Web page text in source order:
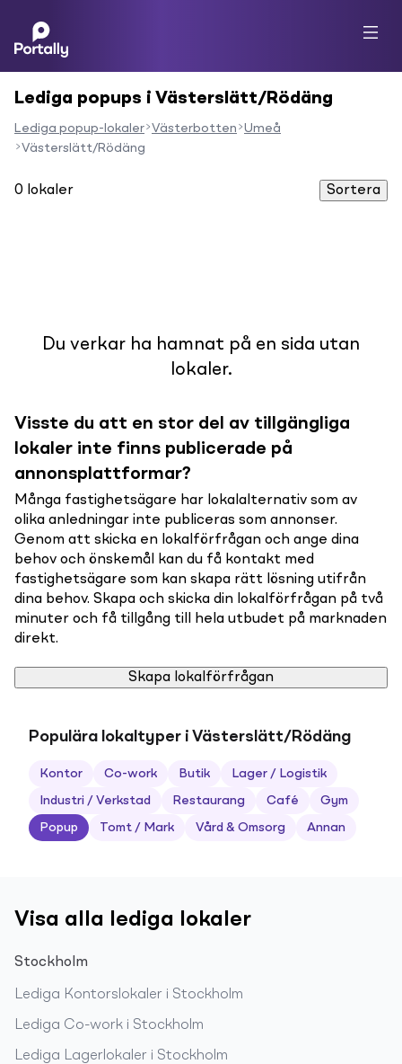
Lediga popups i Västerslätt/Rödäng
Lediga popup-lokaler Västerbotten
Umeå
Västerslätt/Rödäng
0 lokaler Sortera
Du verkar ha hamnat på en sida utan
lokaler.
Visste du att en stor del av tillgängliga
lokaler inte finns publicerade på
annonsplattformar?
Många fastighetsägare har lokalalternativ som av
olika anledningar inte publiceras som annonser.
Genom att skicka en lokalförfrågan och ange dina
behov och önskemål kan du få kontakt med
fastighetsägare som kan skapa rätt lösning utifrån
dina behov. Skapa och skicka din lokalförfrågan på två
minuter och få tillgång till hela utbudet på marknaden
direkt.
Skapa lokalförfrågan
Populära lokaltyper i Västerslätt/Rödäng
Kontor Co-work Butik Lager / Logistik
Industri / Verkstad Restaurang Café Gym
Popup Tomt / Mark Vård & Omsorg Annan
Visa alla lediga lokaler
Stockholm
Lediga Kontorslokaler i Stockholm
Lediga Co-work i Stockholm
Lediga Lagerlokaler i Stockholm